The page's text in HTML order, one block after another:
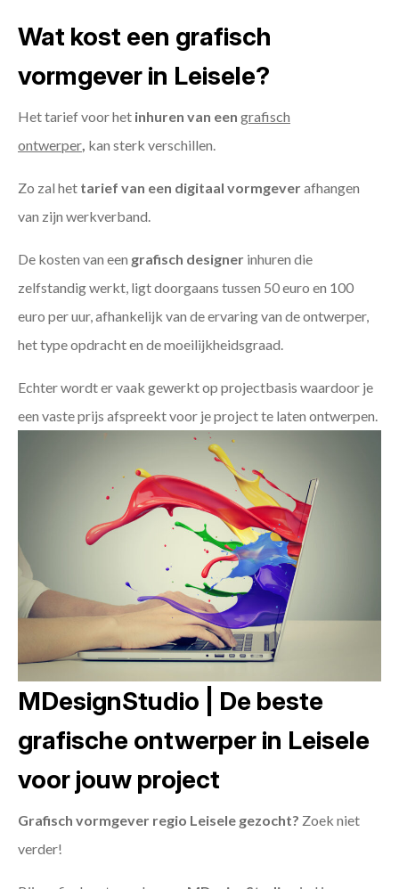
Wat kost een grafisch
vormgever in Leisele?
Het tarief voor het inhuren van een grafisch
ontwerper kan sterk verschillen.
Zo zal het tarief van een digitaal vormgeverafhangen
van zijn werkverband.
De kosten van een grafisch designer inhuren die
zelfstandig werkt, ligt doorgaans tussen 50 euro en 100
euro per uur, afhankelijk van de ervaring van de ontwerper,
het type opdracht en de moeilijkheidsgraad.
Echter wordt er vaak gewerkt op projectbasis waardoor je
een vaste prijs afspreekt voor je project te laten ontwerpen.
MDesignStudio | De beste
grafische ontwerper in Leisele
voor jouw project
Grafisch vormgever regio Leisele gezocht? Zoek niet
verder!